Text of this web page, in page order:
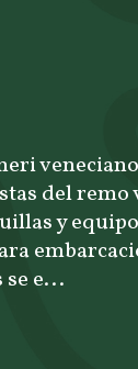
del remo
y
e...